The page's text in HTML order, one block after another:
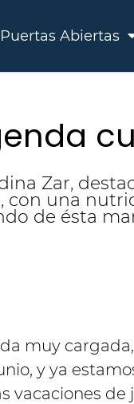
Puertas Abiertas
Zar,
una
de ésta
muy
y ya
vacaciones de